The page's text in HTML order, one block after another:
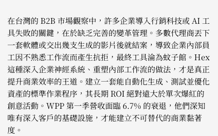
在台灣的 B2B 市場觀察中，許多企業導入行銷科技或 AI 工
具失敗的關鍵，在於缺乏完善的變革管理。多數代理商丟下
一套軟體或交出幾支生成的影片後就結案，導致企業內部員
工因不熟悉工作流而產生抗拒，最終工具淪為蚊子館。Hex
這種深入企業神經系統、重塑內部工作流的做法，才是真正
提升商業效率的王道。建立一套能自動化生成、測試並優化
資產的標準作業程序，其長期 ROI 絕對遠大於單次爆紅的
創意活動。WPP 第一季營收面臨 6.7% 的衰退，他們深知
唯有深入客戶的基礎設施，才能建立不可替代的商業黏著
度。